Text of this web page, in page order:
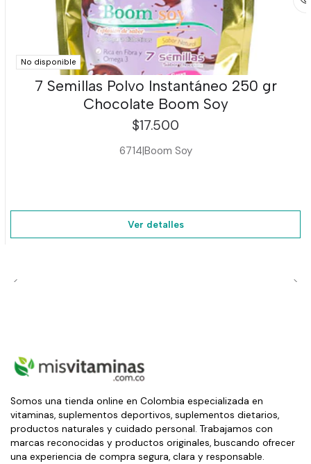
No disponible
7 Semillas Polvo Instantáneo 250 gr
Chocolate Boom Soy
$17.500
6714|Boom Soy
Ver detalles
Somos una tienda online en Colombia especializada en
vitaminas, suplementos deportivos, suplementos dietarios,
productos naturales y cuidado personal. Trabajamos con
marcas reconocidas y productos originales, buscando ofrecer
una experiencia de compra segura, clara y responsable.